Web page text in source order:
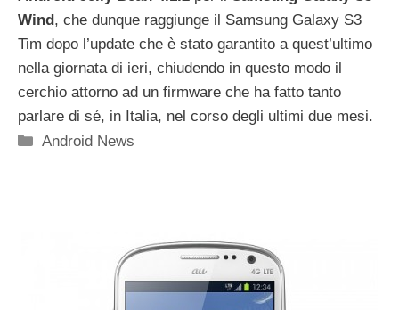
Wind , che dunque raggiunge il Samsung Galaxy S3
Tim dopo l’update che è stato garantito a quest’ultimo
nella giornata di ieri, chiudendo in questo modo il
cerchio attorno ad un firmware che ha fatto tanto
parlare di sé, in Italia, nel corso degli ultimi due mesi.
Categorie
Android News